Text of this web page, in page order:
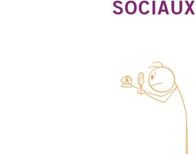
SOCIAUX